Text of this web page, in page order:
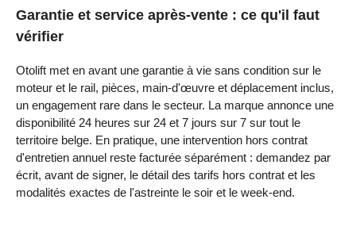
Garantie et service après-vente : ce qu'il faut
vérifier
Otolift met en avant une garantie à vie sans condition sur le
moteur et le rail, pièces, main-d'œuvre et déplacement inclus,
un engagement rare dans le secteur. La marque annonce une
disponibilité 24 heures sur 24 et 7 jours sur 7 sur tout le
territoire belge. En pratique, une intervention hors contrat
d'entretien annuel reste facturée séparément : demandez par
écrit, avant de signer, le détail des tarifs hors contrat et les
modalités exactes de l'astreinte le soir et le week-end.